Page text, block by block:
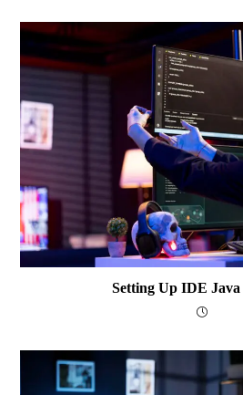
Setting Up IDE